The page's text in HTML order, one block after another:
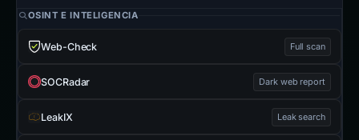
OSINT E INTELIGENCIA
Web-Check Full scan
SOCRadar Dark web report
LeakIX Leak search